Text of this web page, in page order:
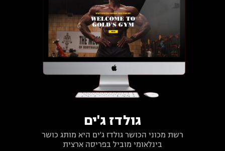
גולדז ג'ים
רשת מכוני הכושר גולדז ג'ים היא מותג כושר
בינלאומי מוביל בפריסה ארצית